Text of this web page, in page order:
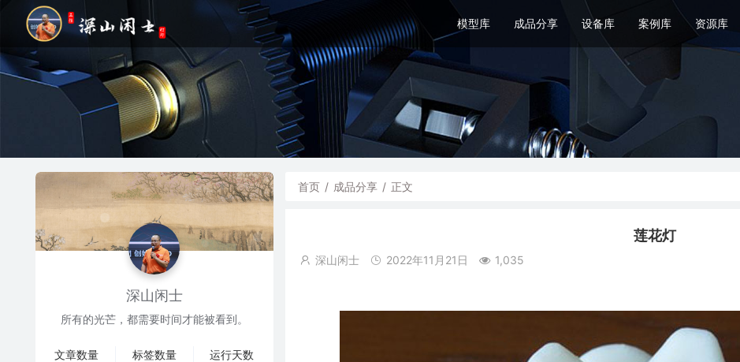
模型库 成品分享 设备库 案例库 资源库
首页 / 成品分享 / 正文
莲花灯
深山闲士 2022年11月21日 1,035
深山闲士
所有的光芒，都需要时间才能被看到。
文章数量
标签数量
运行天数